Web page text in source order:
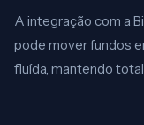
A integração com a
pode mover fundos
fluída, mantendo